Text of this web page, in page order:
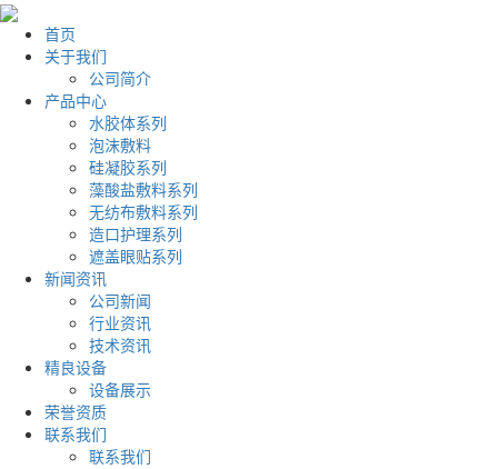
首页
关于我们
公司简介
产品中心
水胶体系列
泡沫敷料
硅凝胶系列
藻酸盐敷料系列
无纺布敷料系列
造口护理系列
遮盖眼贴系列
新闻资讯
公司新闻
行业资讯
技术资讯
精良设备
设备展示
荣誉资质
联系我们
联系我们